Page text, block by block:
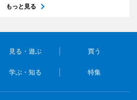
もっと見る
見る・遊ぶ 買う
学ぶ・知る 特集